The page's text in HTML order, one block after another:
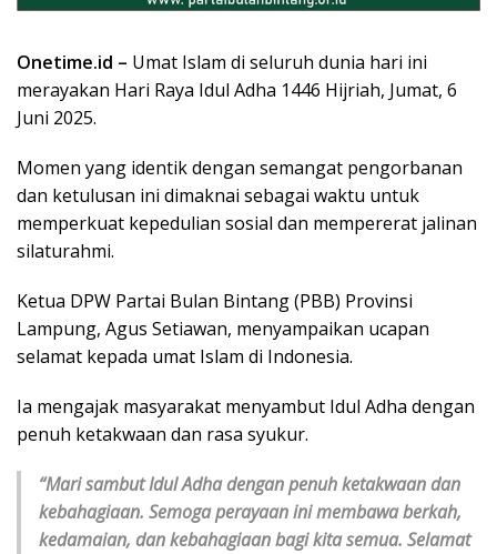
Onetime.id – Umat Islam di seluruh dunia hari ini
merayakan Hari Raya Idul Adha 1446 Hijriah, Jumat, 6
Juni 2025.
Momen yang identik dengan semangat pengorbanan
dan ketulusan ini dimaknai sebagai waktu untuk
memperkuat kepedulian sosial dan mempererat jalinan
silaturahmi.
Ketua DPW Partai Bulan Bintang (PBB) Provinsi
Lampung, Agus Setiawan, menyampaikan ucapan
selamat kepada umat Islam di Indonesia.
Ia mengajak masyarakat menyambut Idul Adha dengan
penuh ketakwaan dan rasa syukur.
“Mari sambut Idul Adha dengan penuh ketakwaan dan
kebahagiaan. Semoga perayaan ini membawa berkah,
kedamaian, dan kebahagiaan bagi kita semua. Selamat